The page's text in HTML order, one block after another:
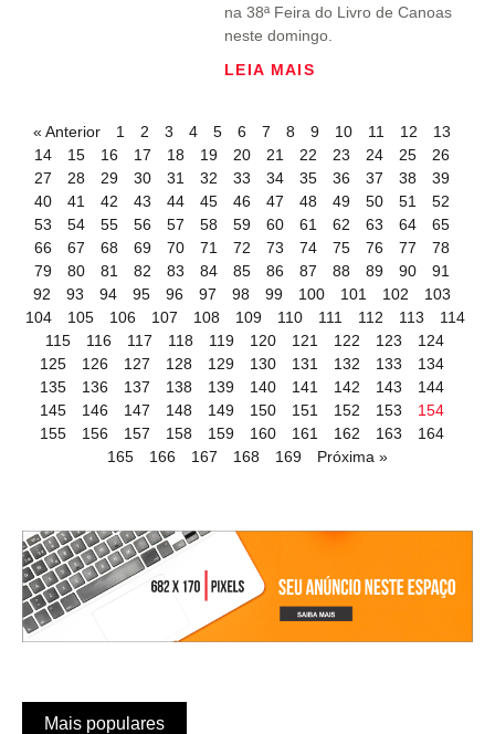
na 38ª Feira do Livro de Canoas
neste domingo.
LEIA MAIS
« Anterior 1 2 3 4 5 6 7 8 9 10 11 12
13
14
15 16 17 18 19 20 21 22 23 24 25
26
27
28 29 30 31 32 33 34 35 36 37 38
39
40
41 42 43 44 45 46 47 48 49 50 51
52
53
54 55 56 57 58 59 60 61 62 63 64
65
66
67 68 69 70 71 72 73 74 75 76 77
78
79
80 81 82 83 84 85 86 87 88 89 90
91
92
93 94 95 96 97 98 99 100 101 102
103
104
105 106 107 108 109 110 111 112 113
114
115
116 117 118 119 120 121 122 123
124
125
126 127 128 129 130 131 132 133
134
135
136 137 138 139 140 141 142 143
144
145
146 147 148 149 150 151 152 153
154
155
156 157 158 159 160 161 162 163
164
165
166 167 168 169 Próxima »
Mais populares